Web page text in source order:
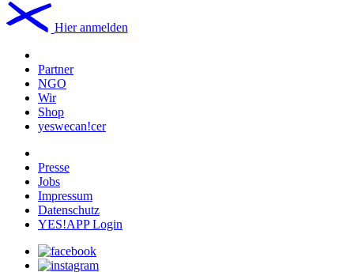
Hier anmelden
Partner
NGO
Wir
Shop
yeswecan!cer
Presse
Jobs
Impressum
Datenschutz
YES!APP Login